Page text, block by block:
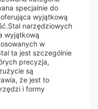
specjalnie do
wyjątkową
narzędziowych
wyjątkową
w
ta jest szczególnie
precyzja,
są
że jest to
i formy